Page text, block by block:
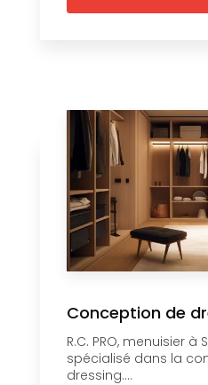
Conception de
R.C. PRO, menuisier à
spécialisé dans la
dressing....